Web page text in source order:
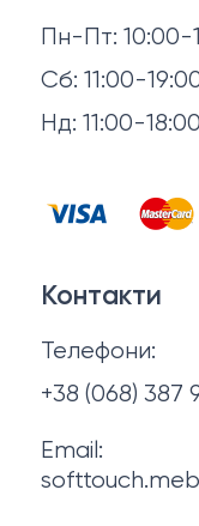
Пн-Пт: 10:00-
Сб: 11:00-
Нд: 11:00-18:00
Аксесуари
Тумби та
Повернення
Відгуки
Контакти
Політика
Контакти
Телефони:
+38 (068) 387
Email: